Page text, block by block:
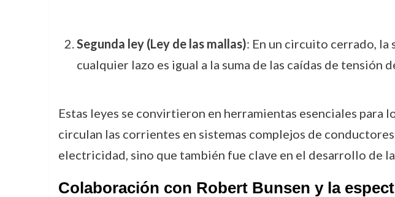
Segunda ley (Ley de las mallas): En un circuito cerrado,
cualquier lazo es igual a la suma de las caídas de tensión
Estas leyes se convirtieron en herramientas esenciales
circulan las corrientes en sistemas complejos de
electricidad, sino que también fue clave en el desarrollo de
Colaboración con Robert Bunsen y la